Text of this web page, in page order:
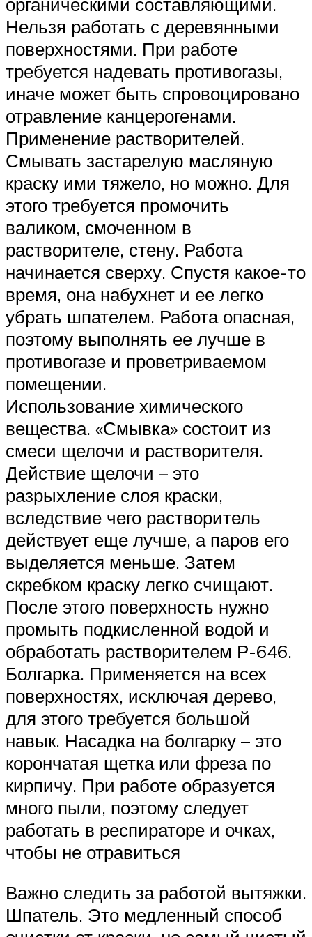
Нельзя работать с деревянными
поверхностями. При работе
требуется надевать противогазы,
иначе может быть спровоцировано
отравление канцерогенами.
Применение растворителей.
Смывать застарелую масляную
краску ими тяжело, но можно. Для
этого требуется промочить
валиком, смоченном в
растворителе, стену. Работа
начинается сверху. Спустя какое-то
время, она набухнет и ее легко
убрать шпателем. Работа опасная,
поэтому выполнять ее лучше в
противогазе и проветриваемом
помещении.
Использование химического
вещества. «Смывка» состоит из
смеси щелочи и растворителя.
Действие щелочи – это
разрыхление слоя краски,
вследствие чего растворитель
действует еще лучше, а паров его
выделяется меньше. Затем
скребком краску легко счищают.
После этого поверхность нужно
промыть подкисленной водой и
обработать растворителем Р-646.
Болгарка. Применяется на всех
поверхностях, исключая дерево,
для этого требуется большой
навык. Насадка на болгарку – это
корончатая щетка или фреза по
кирпичу. При работе образуется
много пыли, поэтому следует
работать в респираторе и очках,
чтобы не отравиться
Важно следить за работой вытяжки.
Шпатель. Это медленный способ